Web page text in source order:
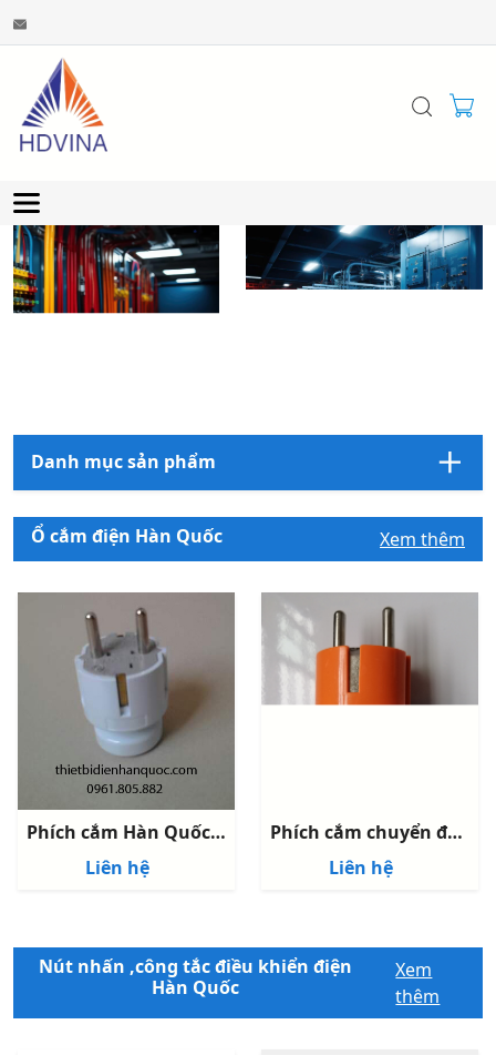
Danh mục sản phẩm
Ổ cắm điện Hàn Quốc Xem thêm
Phích cắm Hàn Quốc DYPX-GSN
Liên hệ
Phích cắm chuyển đổi hàn quốc
Liên hệ
Nút nhấn ,công tắc điều khiển điện
Hàn Quốc
Xem
thêm